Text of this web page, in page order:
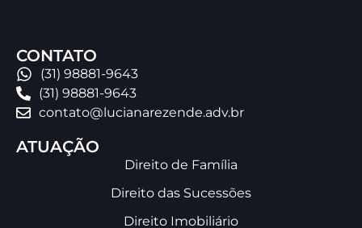
CONTATO
(31) 98881-9643
(31) 98881-9643
contato@lucianarezende.adv.br
ATUAÇÃO
Direito de Família
Direito das Sucessões
Direito Imobiliário